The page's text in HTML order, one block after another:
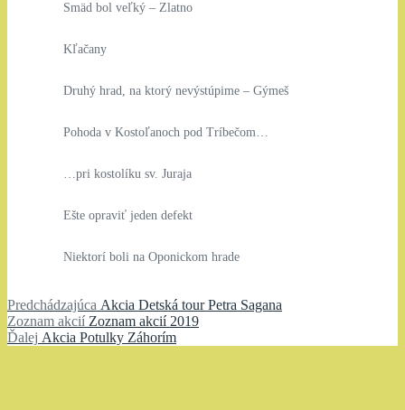
Smäd bol veľký – Zlatno
Kľačany
Druhý hrad, na ktorý nevýstúpime – Gýmeš
Pohoda v Kostoľanoch pod Tríbečom…
…pri kostolíku sv. Juraja
Ešte opraviť jeden defekt
Niektorí boli na Oponickom hrade
Navigácia
v
Predchádzajúca Predchádzajúci
článok:
Akcia Detská tour Petra Sagana
Zoznam akcií Zoznam
akcií:
Zoznam akcií 2019
Ďalej Ďalší
Akcia Potulky Záhorím